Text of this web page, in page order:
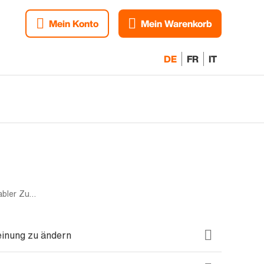
Mein Konto Mein Warenkorb
DE FR IT
Mono sim | 128GB | Grün | Akzeptabler Zustand
zu ändern